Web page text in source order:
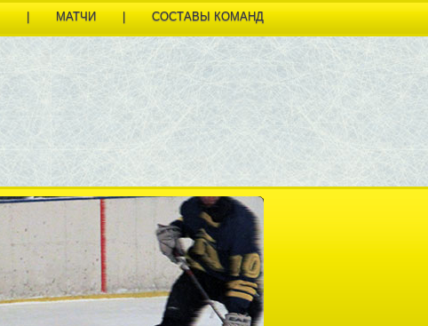
| МАТЧИ | СОСТАВЫ КОМАНД